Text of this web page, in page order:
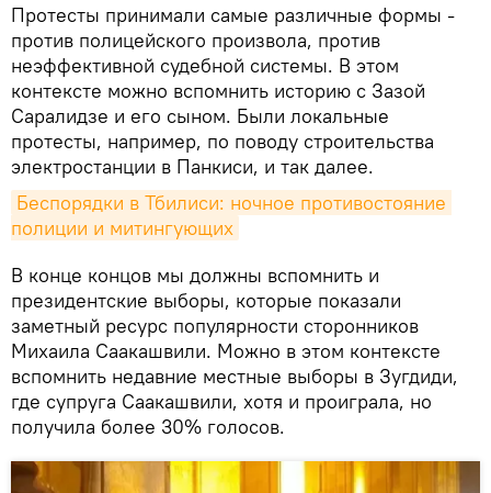
Протесты принимали самые различные формы -
против полицейского произвола, против
неэффективной судебной системы. В этом
контексте можно вспомнить историю с Зазой
Саралидзе и его сыном. Были локальные
протесты, например, по поводу строительства
электростанции в Панкиси, и так далее.
Беспорядки в Тбилиси: ночное противостояние
полиции и митингующих
В конце концов мы должны вспомнить и
президентские выборы, которые показали
заметный ресурс популярности сторонников
Михаила Саакашвили. Можно в этом контексте
вспомнить недавние местные выборы в Зугдиди,
где супруга Саакашвили, хотя и проиграла, но
получила более 30% голосов.